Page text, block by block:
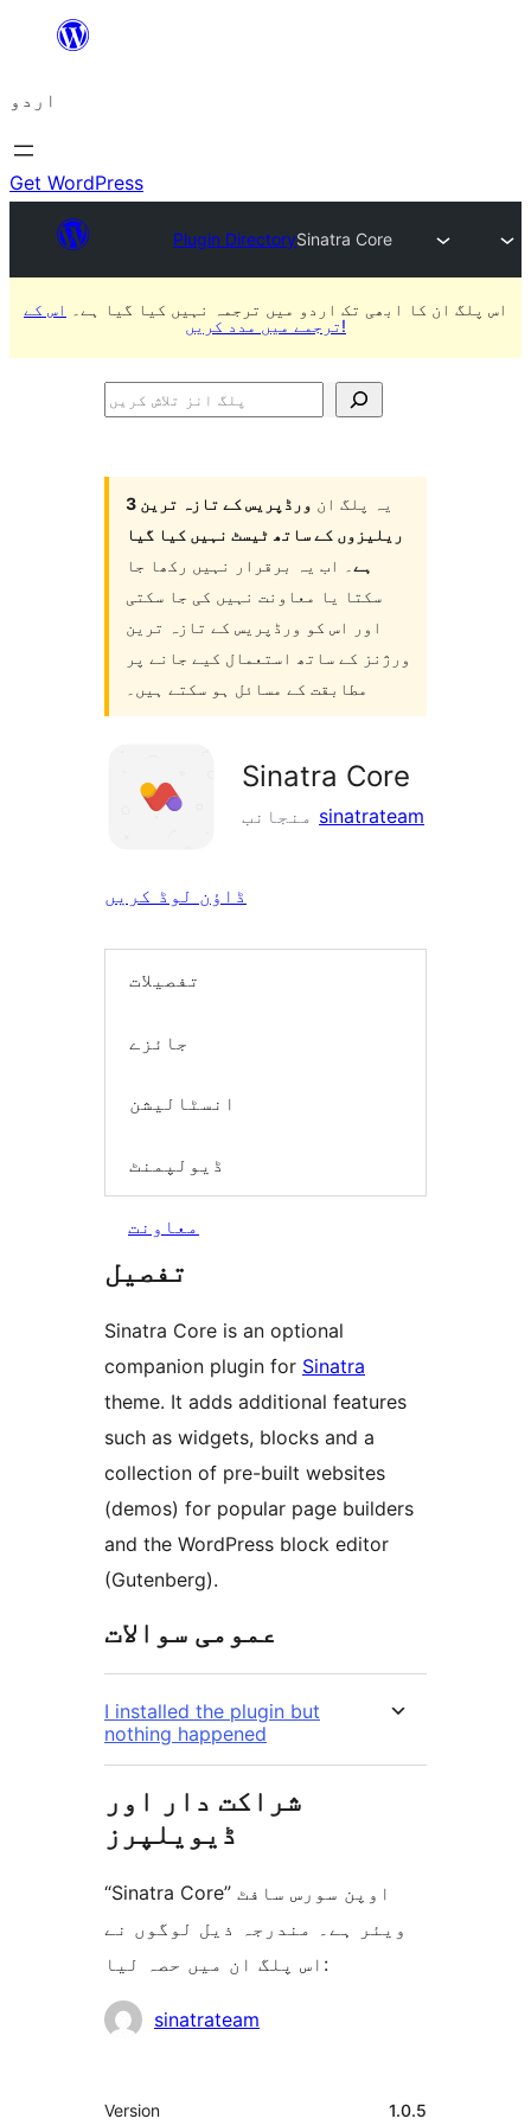
چھوڑیں
پر
جائیں
اردو
Get WordPress
Plugin DirectorySinatra Core
اس پلگ ان کا ابھی تک اردو میں ترجمہ نہیں کیا گیا ہے۔
اس کے
ترجمے میں مدد کریں!
پلگ
کریں
یہ پلگ ان
ورڈپریس کے تازہ ترین 3
ریلیزوں کے ساتھ ٹیسٹ نہیں کیا گیا
ہے ۔ اب یہ برقرار نہیں رکھا جا
سکتا یا معاونت نہیں کی جا سکتی
اور اس کو ورڈپریس کے تازہ ترین
ورژنز کے ساتھ استعمال کیے جانے پر
مطابقت کے مسائل ہو سکتے ہیں۔
Sinatra Core
sinatrateam
ڈاؤن لوڈ کریں
تفصیلات
جائزے
انسٹالیشن
ڈیولپمنٹ
معاونت
تفصیل
Sinatra Core is an optional
companion plugin for Sinatra
theme. It adds additional features
such as widgets, blocks and a
collection of pre-built websites
(demos) for popular page builders
and the WordPress block editor
(Gutenberg).
عمومی سوالات
I installed the plugin but
nothing happened
شراکت دار اور
ڈیویلپرز
“Sinatra Core” اوپن سورس سافٹ
ویئر ہے۔ مندرجہ ذیل لوگوں نے
اس پلگ ان میں حصہ لیا:
شراکتsinatrateam
میٹا
Version 1.0.5